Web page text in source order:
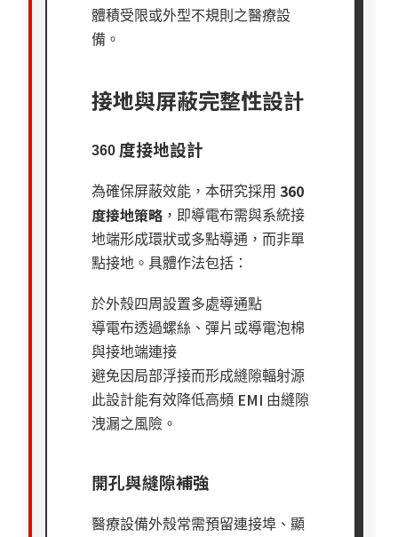
體積受限或外型不規則之醫療設
備。
接地與屏蔽完整性設計
360 度接地設計
為確保屏蔽效能，本研究採用 360
度接地策略 ，即導電布需與系統接
地端形成環狀或多點導通，而非單
點接地。具體作法包括：
於外殼四周設置多處導通點
導電布透過螺絲、彈片或導電泡棉
與接地端連接
避免因局部浮接而形成縫隙輻射源
此設計能有效降低高頻 EMI 由縫隙
洩漏之風險。
開孔與縫隙補強
醫療設備外殼常需預留連接埠、顯